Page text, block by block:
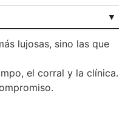
lujosas, sino las que
el corral y la clínica.